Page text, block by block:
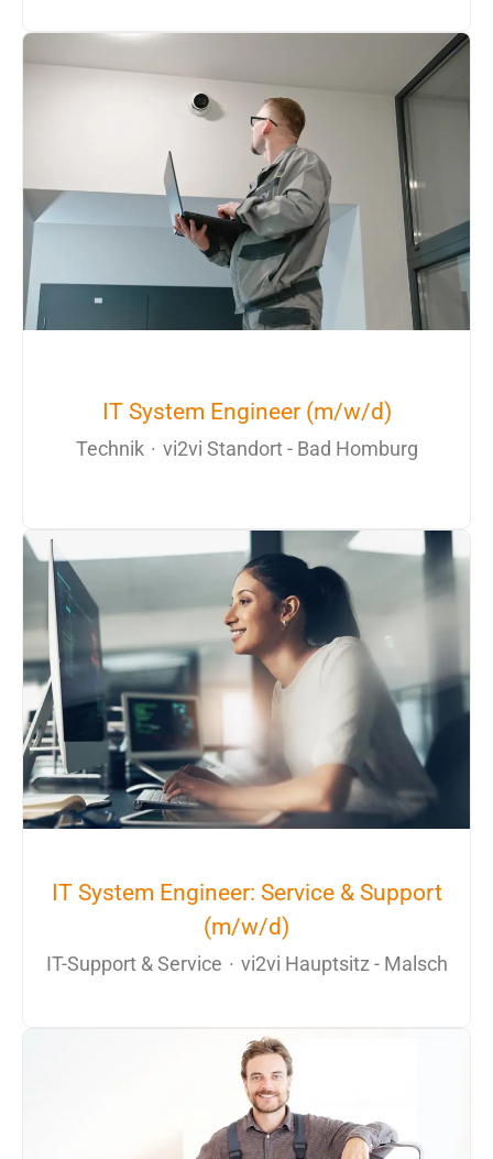
IT System Engineer (m/w/d)
Technik · vi2vi Standort - Bad Homburg
IT System Engineer: Service & Support
(m/w/d)
IT-Support & Service · vi2vi Hauptsitz - Malsch